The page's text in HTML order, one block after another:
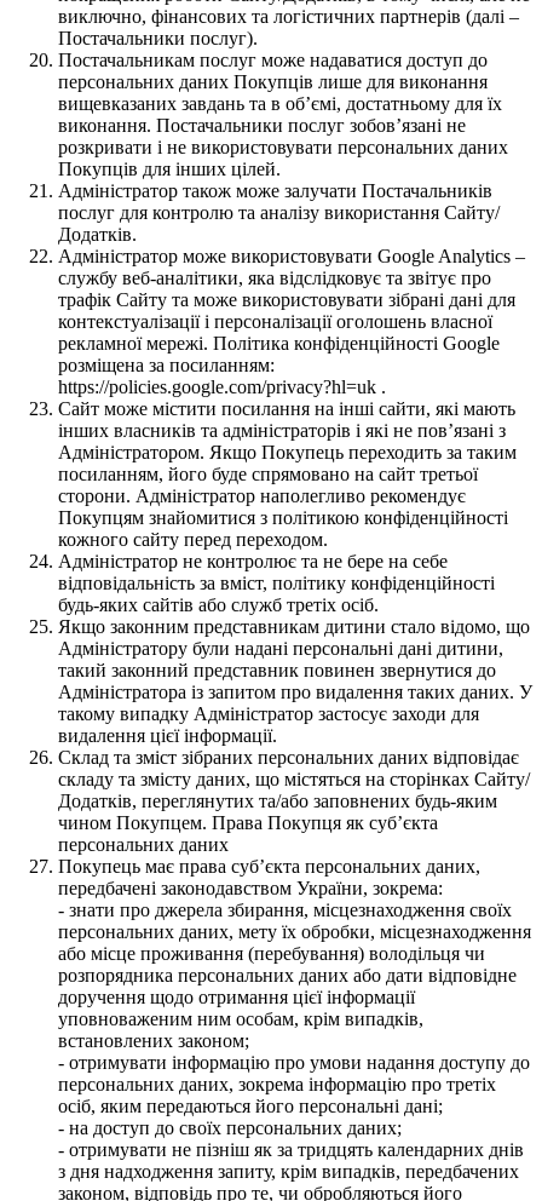
виключно, фінансових та логістичних партнерів (далі –
Постачальники послуг).
Постачальникам послуг може надаватися доступ до
персональних даних Покупців лише для виконання
вищевказаних завдань та в об’ємі, достатньому для їх
виконання. Постачальники послуг зобов’язані не
розкривати і не використовувати персональних даних
Покупців для інших цілей.
Адміністратор також може залучати Постачальників
послуг для контролю та аналізу використання Сайту/
Додатків.
Адміністратор може використовувати Google Analytics –
службу веб-аналітики, яка відслідковує та звітує про
трафік Сайту та може використовувати зібрані дані для
контекстуалізації і персоналізації оголошень власної
рекламної мережі. Політика конфіденційності Google
розміщена за посиланням:
https://policies.google.com/privacy?hl=uk .
Сайт може містити посилання на інші сайти, які мають
інших власників та адміністраторів і які не пов’язані з
Адміністратором. Якщо Покупець переходить за таким
посиланням, його буде спрямовано на сайт третьої
сторони. Адміністратор наполегливо рекомендує
Покупцям знайомитися з політикою конфіденційності
кожного сайту перед переходом.
Адміністратор не контролює та не бере на себе
відповідальність за вміст, політику конфіденційності
будь-яких сайтів або служб третіх осіб.
Якщо законним представникам дитини стало відомо, що
Адміністратору були надані персональні дані дитини,
такий законний представник повинен звернутися до
Адміністратора із запитом про видалення таких даних. У
такому випадку Адміністратор застосує заходи для
видалення цієї інформації.
Склад та зміст зібраних персональних даних відповідає
складу та змісту даних, що містяться на сторінках Сайту/
Додатків, переглянутих та/або заповнених будь-яким
чином Покупцем. Права Покупця як суб’єкта
персональних даних
Покупець має права суб’єкта персональних даних,
передбачені законодавством України, зокрема:
- знати про джерела збирання, місцезнаходження своїх
персональних даних, мету їх обробки, місцезнаходження
або місце проживання (перебування) володільця чи
розпорядника персональних даних або дати відповідне
доручення щодо отримання цієї інформації
уповноваженим ним особам, крім випадків,
встановлених законом;
- отримувати інформацію про умови надання доступу до
персональних даних, зокрема інформацію про третіх
осіб, яким передаються його персональні дані;
- на доступ до своїх персональних даних;
- отримувати не пізніш як за тридцять календарних днів
з дня надходження запиту, крім випадків, передбачених
законом, відповідь про те, чи обробляються його